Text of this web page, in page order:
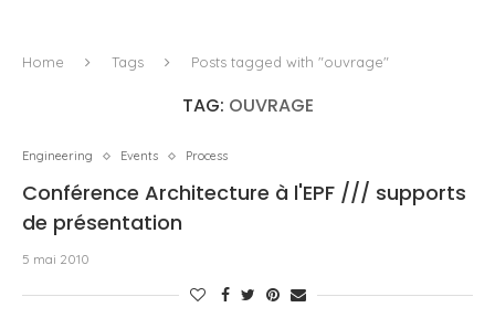
Home Tags Posts tagged with "ouvrage"
TAG: OUVRAGE
Engineering Events Process
Conférence Architecture à l'EPF /// supports
de présentation
5 mai 2010